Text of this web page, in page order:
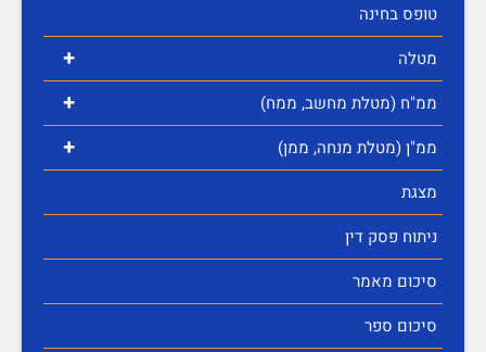
טופס בחינה
+ מטלה
+ ממ"ח (מטלת מחשב, ממח)
+
ממ"ן (מטלת מנחה, ממן)
מצגת
ניתוח פסק דין
סיכום מאמר
סיכום ספר